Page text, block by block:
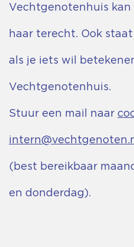
Vechtgenotenhuis kan
haar terecht. Ook
als je iets wil
Vechtgenotenhuis.
Stuur een mail naar
(best bereikbaar
en donderdag).